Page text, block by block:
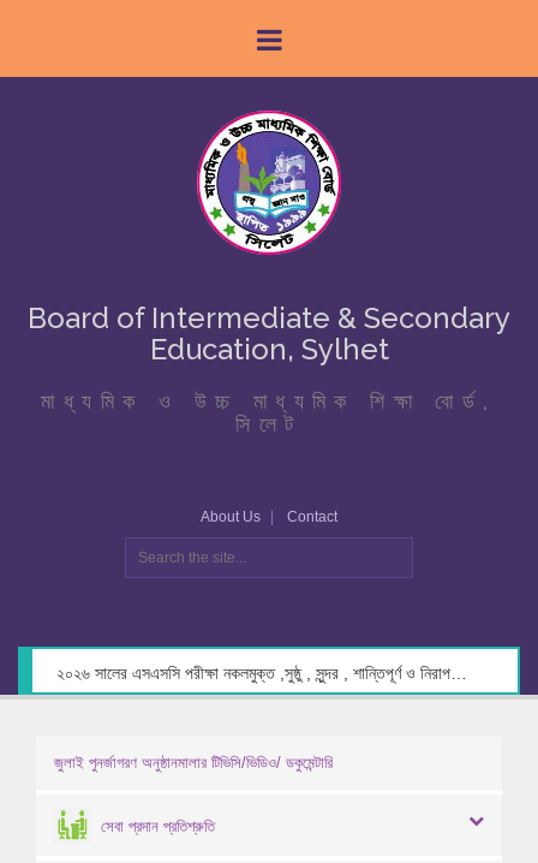
Board of Intermediate & Secondary
Education, Sylhet
মাধ্যমিক ও উচ্চ মাধ্যমিক শিক্ষা বোর্ড,
সিলেট
About Us Contact
জুলাই পুনর্জাগরণ অনুষ্ঠানমালার টিভিসি/ভিডিও/ ডকুমেন্টারি
সেবা প্রদান প্রতিশ্রুতি